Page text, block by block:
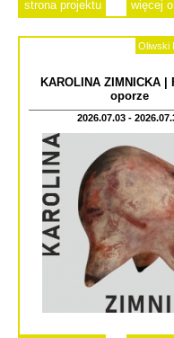
strona projektu więcej
Oliwski
KAROLINA ZIMNICKA |
oporze
2026.07.03 -